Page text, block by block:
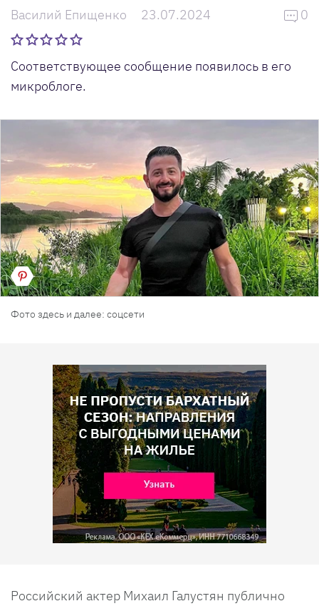
Василий Епищенко 23.07.2024 0
Соответствующее сообщение появилось в его
микроблоге.
Фото здесь и далее: соцсети
Российский актер Михаил Галустян публично